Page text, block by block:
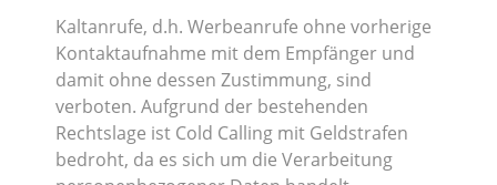
Kaltanrufe, d.h. Werbeanrufe ohne vorherige
Kontaktaufnahme mit dem Empfänger und
damit ohne dessen Zustimmung, sind
verboten. Aufgrund der bestehenden
Rechtslage ist Cold Calling mit Geldstrafen
bedroht, da es sich um die Verarbeitung